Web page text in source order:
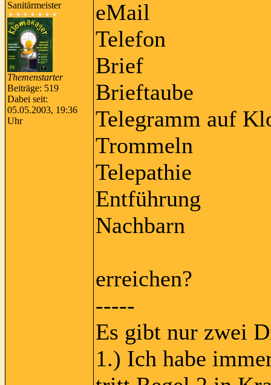
Sanitärmeister
Themenstarter
Beiträge: 519
Dabei seit:
05.05.2003, 19:36
Uhr
eMail
Telefon
Brief
Brieftaube
Telegramm auf
Trommeln
Telepathie
Entführung
Nachbarn
erreichen?
-----
Es gibt nur zwei
1.) Ich habe